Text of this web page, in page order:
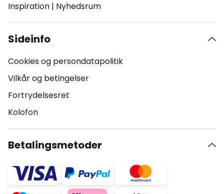
Inspiration | Nyhedsrum
Sideinfo
Cookies og persondatapolitik
Vilkår og betingelser
Fortrydelsesret
Kolofon
Betalingsmetoder